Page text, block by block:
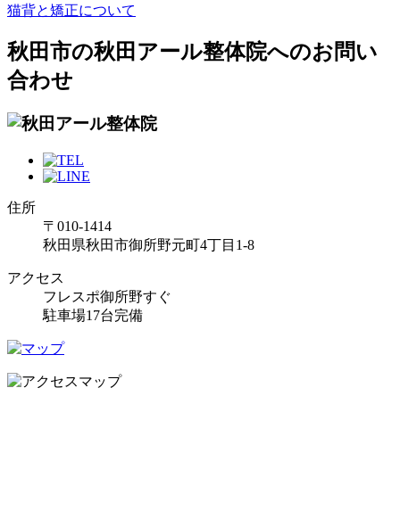
猫背と矯正について
秋田市の秋田アール整体院へのお問い
合わせ
住所
〒010-1414
秋田県秋田市御所野元町4丁目1-8
アクセス
フレスポ御所野すぐ
駐車場17台完備